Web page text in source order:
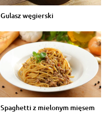
Gulasz węgierski
Spaghetti z mielonym mięsem